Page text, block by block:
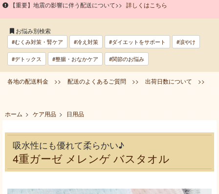
【重要】地震の影響に伴う配送について>> 詳しくはこちら
お悩み別検索
#むくみ対策・腎ケア #冷え対策 #ダイエットをサポート #涙やけ
#デトックス #整腸・おなかケア #関節のお悩み
各地の配送料金 >> 配送のよくあるご質問 >> 出荷日数について >>
ホーム > ケア用品 > 日用品
吸水性にも優れて柔らかい♪
4重ガーゼ メレンゲ バスタオル